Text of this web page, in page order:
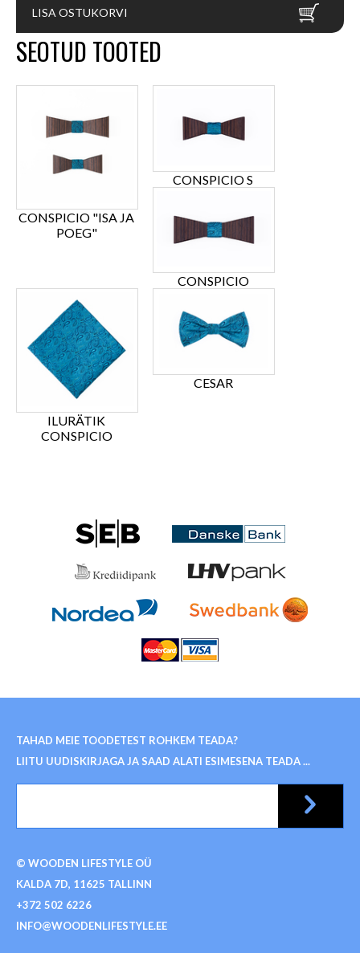
LISA OSTUKORVI
SEOTUD TOOTED
CONSPICIO "ISA JA
POEG"
CONSPICIO S
CONSPICIO
ILURÄTIK
CONSPICIO
CESAR
TAHAD MEIE TOODETEST ROHKEM TEADA?
LIITU UUDISKIRJAGA JA SAAD ALATI ESIMESENA TEADA ...
© WOODEN LIFESTYLE OÜ
KALDA 7D, 11625 TALLINN
+372 502 6226
INFO@WOODENLIFESTYLE.EE